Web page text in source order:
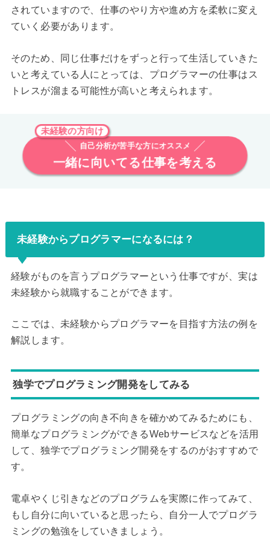
されていますので、仕事のやり方や進め方を柔軟に変え
ていく必要があります。
そのため、同じ仕事だけをずっと行って生活していきた
いと考えている人にとっては、プログラマーの仕事はス
トレスが溜まる可能性が高いと考えられます。
未経験の方向け
自己分析が苦手な方にオススメ
一緒に向いてる仕事を考える
未経験からプログラマーになるには？
経験がものを言うプログラマーという仕事ですが、実は
未経験から就職することができます。
ここでは、未経験からプログラマーを目指す方法の例を
解説します。
独学でプログラミング開発をしてみる
プログラミングの向き不向きを確かめてみるためにも、
簡単なプログラミングができるWebサービスなどを活用
して、独学でプログラミング開発をするのがおすすめで
す。
電卓やくじ引きなどのプログラムを実際に作ってみて、
もし自分に向いていると思ったら、自分一人でプログラ
ミングの勉強をしていきましょう。